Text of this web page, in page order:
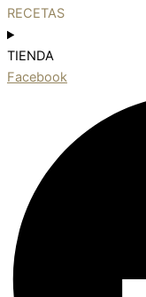
RECETAS
TIENDA
Facebook